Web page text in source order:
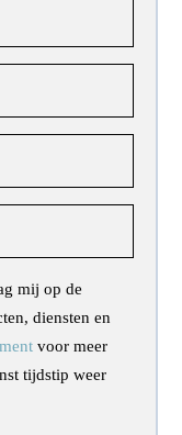
mij op de
diensten en
voor meer
tijdstip weer